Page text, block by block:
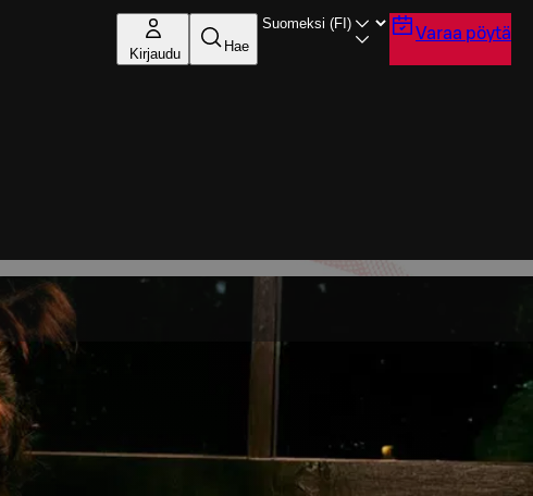
Kirjaudu Hae
Varaa pöytä